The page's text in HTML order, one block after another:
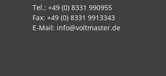
Tel.: +49 (0) 8331 990955
Fax: +49 (0) 8331 9913343
E-Mail: info@voltmaster.de